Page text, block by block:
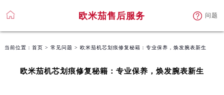
欧米茄售后服务 问题
当前位置： 首页 > 常见问题 > 欧米茄机芯划痕修复秘籍：专业保养，焕发腕表新生
欧米茄机芯划痕修复秘籍：专业保养，焕发腕表新生